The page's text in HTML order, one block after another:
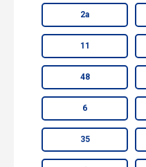
2а
11
48
6
35